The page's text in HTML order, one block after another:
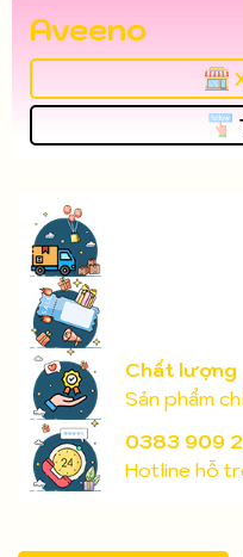
Aveeno
Chất lượng
Sản phẩm
0383 909
Hotline hỗ